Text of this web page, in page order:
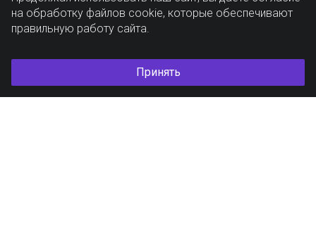
на обработку файлов cookie, которые обеспечивают
правильную работу сайта.
Принять